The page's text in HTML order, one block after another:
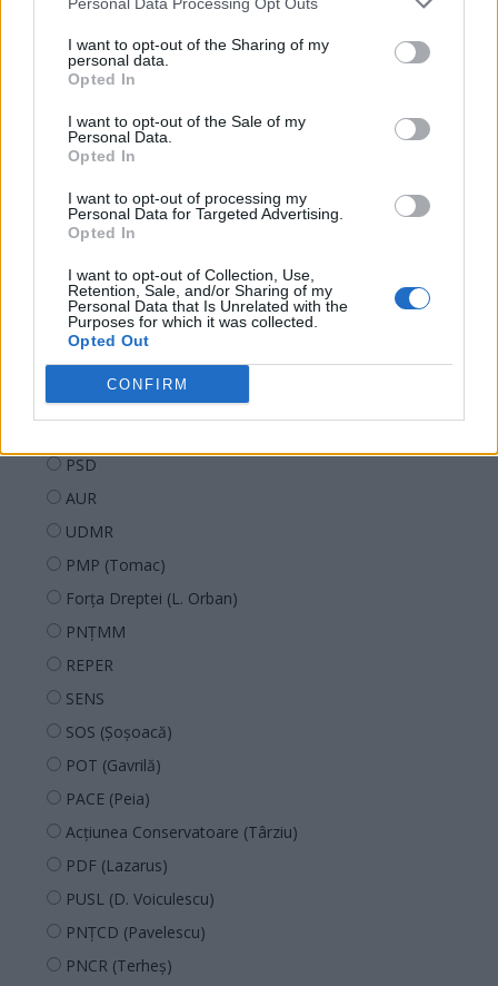
I want to opt-out of the Sharing of my
personal data.
Opted In
I want to opt-out of the Sale of my
Personal Data.
Opted In
I want to opt-out of processing my
Personal Data for Targeted Advertising.
Opted In
I want to opt-out of Collection, Use,
Retention, Sale, and/or Sharing of my
Personal Data that Is Unrelated with the
Purposes for which it was collected.
Opted Out
CONFIRM
europeană PSD-AUR: pierdem 5...
Sondaj
Ce partid ați vota dacă alegerile parlamentare ar avea
PSD
AUR
UDMR
PMP (Tomac)
Forța Dreptei (L. Orban)
PNȚMM
REPER
SENS
SOS (Șoșoacă)
POT (Gavrilă)
PACE (Peia)
Acțiunea Conservatoare (Târziu)
PDF (Lazarus)
PUSL (D. Voiculescu)
PNȚCD (Pavelescu)
PNCR (Terheș)